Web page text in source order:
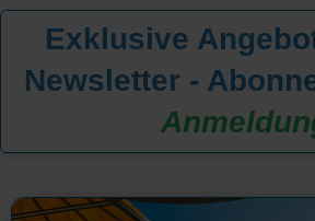
Exklusive
Newsletter -